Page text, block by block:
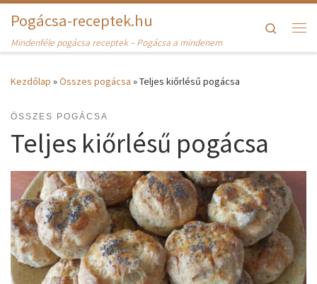
Skip to content
Pogácsa-receptek.hu
Mindenféle pogácsa receptek – Pogácsa a mindenem
Search
Kezdőlap »Összes pogácsa »Teljes kiőrlésű pogácsa
ÖSSZES POGÁCSA
Teljes kiőrlésű pogácsa